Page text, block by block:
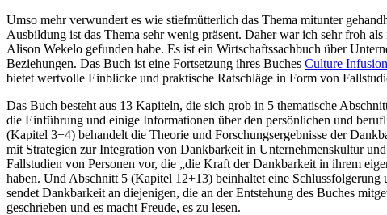
Umso mehr verwundert es wie stiefmütterlich das Thema mitunter
Ausbildung ist das Thema sehr wenig präsent. Daher war ich sehr froh
Alison Wekelo gefunden habe. Es ist ein Wirtschaftssachbuch über
Beziehungen. Das Buch ist eine Fortsetzung ihres Buches Culture Infusion
bietet wertvolle Einblicke und praktische Ratschläge in Form von
Das Buch besteht aus 13 Kapiteln, die sich grob in 5 thematische
die Einführung und einige Informationen über den persönlichen und
(Kapitel 3+4) behandelt die Theorie und Forschungsergebnisse der
mit Strategien zur Integration von Dankbarkeit in Unternehmenskultur
Fallstudien von Personen vor, die „die Kraft der Dankbarkeit in ihrem
haben. Und Abschnitt 5 (Kapitel 12+13) beinhaltet eine
sendet Dankbarkeit an diejenigen, die an der Entstehung des Buches
geschrieben und es macht Freude, es zu lesen.